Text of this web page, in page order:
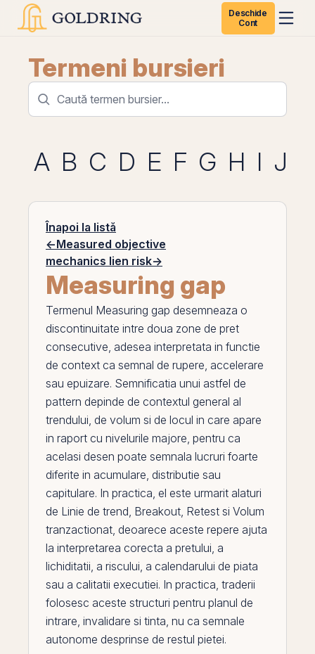
Deschide
Cont
Termeni bursieri
A B C D E F G H I J
Înapoi la listă
←Measured objective
mechanics lien risk→
Measuring gap
Termenul Measuring gap desemneaza o
discontinuitate intre doua zone de pret
consecutive, adesea interpretata in functie
de context ca semnal de rupere, accelerare
sau epuizare. Semnificatia unui astfel de
pattern depinde de contextul general al
trendului, de volum si de locul in care apare
in raport cu nivelurile majore, pentru ca
acelasi desen poate semnala lucruri foarte
diferite in acumulare, distributie sau
capitulare. In practica, el este urmarit alaturi
de Linie de trend, Breakout, Retest si Volum
tranzactionat, deoarece aceste repere ajuta
la interpretarea corecta a pretului, a
lichiditatii, a riscului, a calendarului de piata
sau a calitatii executiei. In practica, traderii
folosesc aceste structuri pentru planul de
intrare, invalidare si tinta, nu ca semnale
autonome desprinse de restul pietei.